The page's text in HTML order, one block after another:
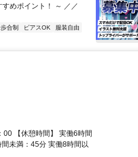
めポイント！ ～ ／／
合制 ピアスOK
服装自由
【休憩時間】 実働6時間
未満：45分 実働8時間以